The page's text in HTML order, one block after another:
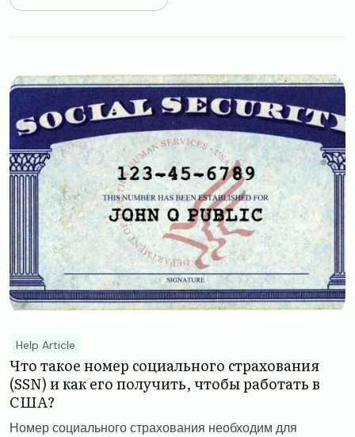
Image
Help Article
​​Что такое номер социального страхования
(SSN) и как его получить, чтобы работать в
США? ​
Номер социального страхования необходим для